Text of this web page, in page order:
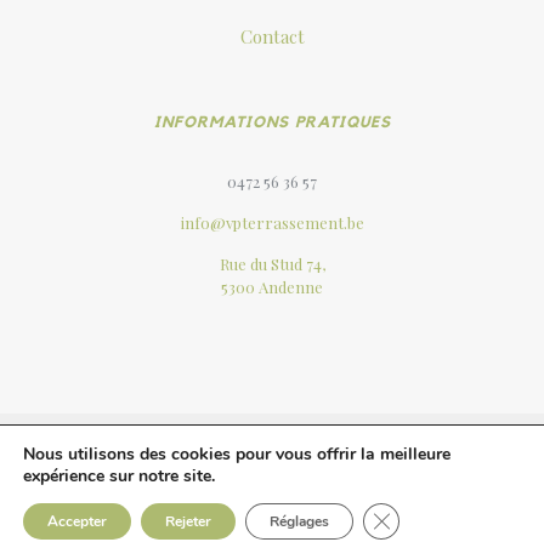
Contact
INFORMATIONS PRATIQUES
0472 56 36 57
info@vpterrassement.be
Rue du Stud 74,
5300 Andenne
© 2023 VP Terrassement. Tous
droits réservés .
légales
Nous utilisons des cookies pour vous offrir la meilleure
expérience sur notre site.
Accepter Rejeter Réglages Close GDPR Cookie